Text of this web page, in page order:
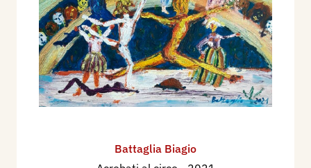
Battaglia Biagio